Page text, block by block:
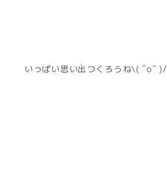
いっぱい思い出つくろうね\( ˆoˆ )/